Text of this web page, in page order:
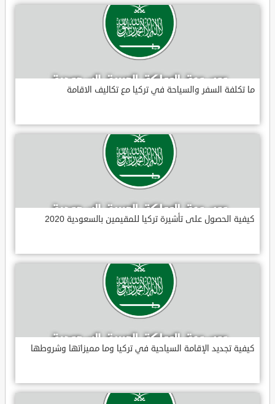
ما تكلفة السفر والسياحة في تركيا مع تكاليف الاقامة
كيفية الحصول على تأشيرة تركيا للمقيمين بالسعودية 2020
كيفية تجديد الإقامة السياحية في تركيا وما مميزاتها وشروطها